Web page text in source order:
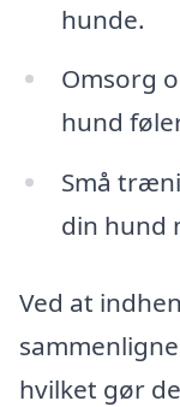
hunde.
Omsorg
hund
Små
din hund
Ved at
hvilket gør